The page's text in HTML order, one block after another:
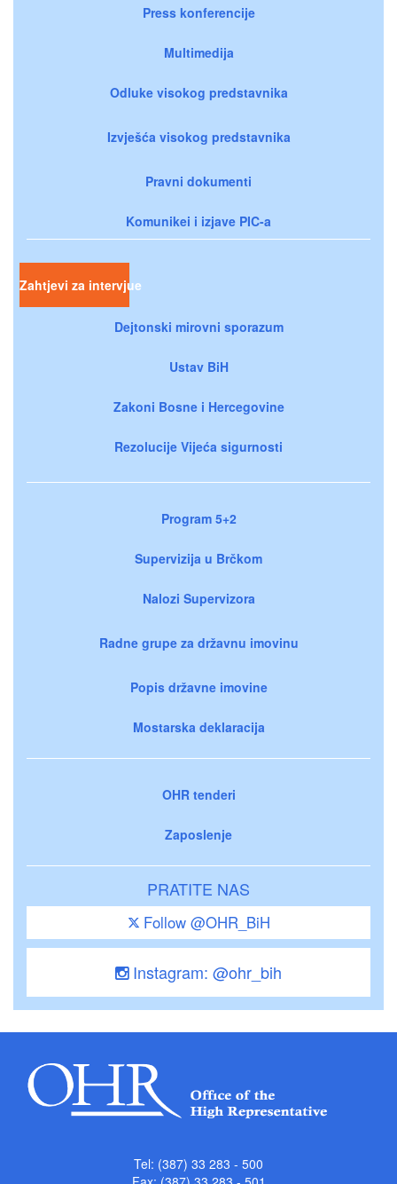
Press konferencije
Multimedija
Odluke visokog predstavnika
Izvješća visokog predstavnika
Pravni dokumenti
Komunikei i izjave PIC-a
Zahtjevi za intervjue
Dejtonski mirovni sporazum
Ustav BiH
Zakoni Bosne i Hercegovine
Rezolucije Vijeća sigurnosti
Program 5+2
Supervizija u Brčkom
Nalozi Supervizora
Radne grupe za državnu imovinu
Popis državne imovine
Mostarska deklaracija
OHR tenderi
Zaposlenje
PRATITE NAS
Follow @OHR_BiH
Instagram: @ohr_bih
Tel: (387) 33 283 - 500